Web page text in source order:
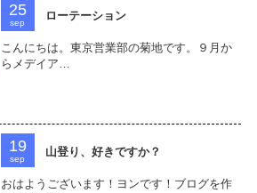
25
sep
ローテーション
こんにちは。東京営業部の菊地です。９月か
らメデイア…
19
sep
山登り、好きですか？
おはようございます！ヨンです！ブログを作